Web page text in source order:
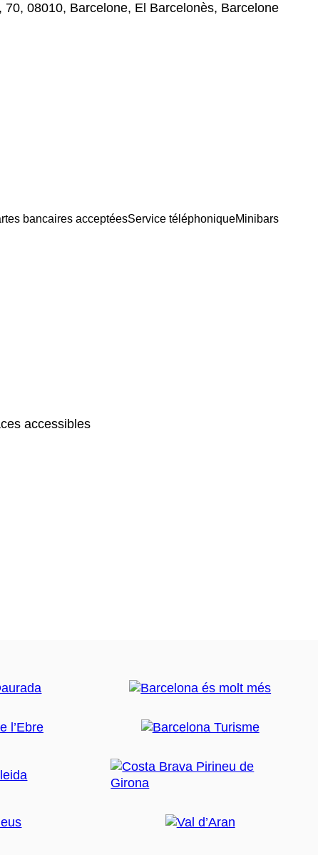
70, 08010, Barcelone, El Barcelonès, Barcelone
bancaires acceptéesService téléphoniqueMinibars
accessibles